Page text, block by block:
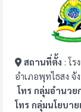
สถานที่ตั้ง : โ
อำเภอพุทไธสง จั
โทร กลุ่มอำนวย
โทร กลุ่มนโยบา